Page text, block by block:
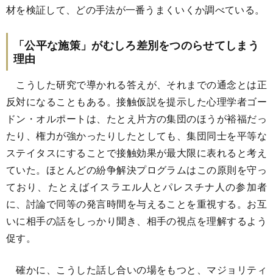
材を検証して、どの手法が一番うまくいくか調べている。
「公平な施策」がむしろ差別をつのらせてしまう
理由
こうした研究で導かれる答えが、それまでの通念とは正
反対になることもある。接触仮説を提示した心理学者ゴー
ドン・オルポートは、たとえ片方の集団のほうが裕福だっ
たり、権力が強かったりしたとしても、集団同士を平等な
ステイタスにすることで接触効果が最大限に表れると考え
ていた。ほとんどの紛争解決プログラムはこの原則を守っ
ており、たとえばイスラエル人とパレスチナ人の参加者
に、討論で同等の発言時間を与えることを重視する。お互
いに相手の話をしっかり聞き、相手の視点を理解するよう
促す。
確かに、こうした話し合いの場をもつと、マジョリティ